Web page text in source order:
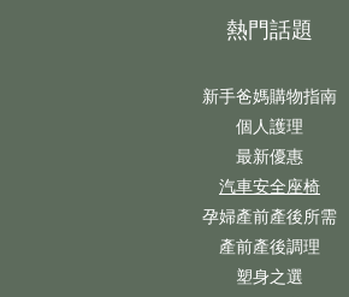
熱門話題
新手爸媽購物指南
個人護理
最新優惠
汽車安全座椅
孕婦產前產後所需
產前產後調理
塑身之選